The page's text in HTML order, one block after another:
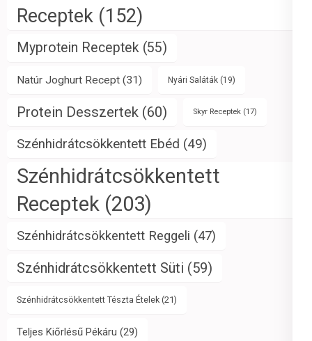
Receptek (152)
Myprotein Receptek (55)
Natúr Joghurt Recept (31) Nyári Saláták (19)
Protein Desszertek (60) Skyr Receptek (17)
Szénhidrátcsökkentett Ebéd (49)
Szénhidrátcsökkentett
Receptek (203)
Szénhidrátcsökkentett Reggeli (47)
Szénhidrátcsökkentett Süti (59)
Szénhidrátcsökkentett Tészta Ételek (21)
Teljes Kiőrlésű Pékáru (29)